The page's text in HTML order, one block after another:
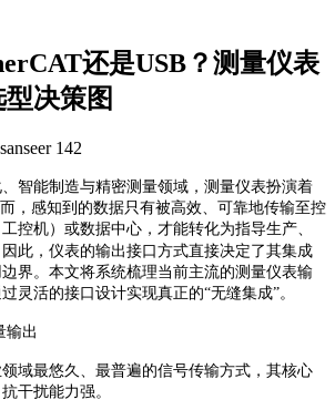
还是USB？测量仪表
决策图
sanseer 142
智能制造与精密测量领域，测量仪表扮演着
，感知到的数据只有被高效、可靠地传输至控
工控机）或数据中心，才能转化为指导生产、
此，仪表的输出接口方式直接决定了其集成
界。本文将系统梳理当前主流的测量仪表输
灵活的接口设计实现真正的“无缝集成”。
输出
域最悠久、最普遍的信号传输方式，其核心
干扰能力强。